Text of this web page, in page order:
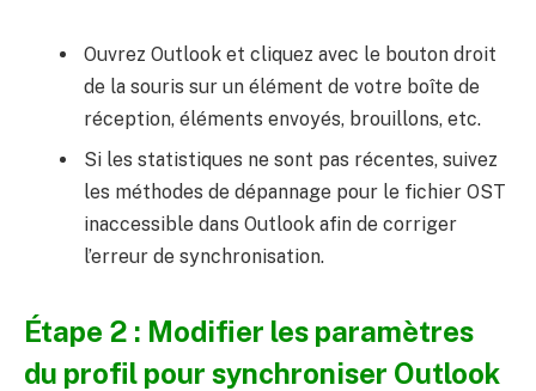
Ouvrez Outlook et cliquez avec le bouton droit
de la souris sur un élément de votre boîte de
réception, éléments envoyés, brouillons, etc.
Si les statistiques ne sont pas récentes, suivez
les méthodes de dépannage pour le fichier OST
inaccessible dans Outlook afin de corriger
l’erreur de synchronisation.
Étape 2 : Modifier les paramètres
du profil pour synchroniser Outlook